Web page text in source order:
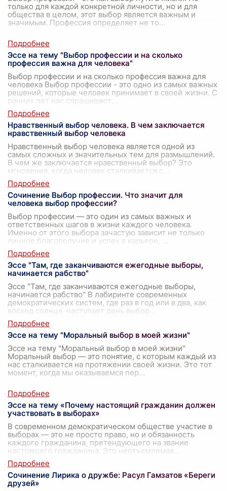
только для каждой конкретной личности, но и для
общества в целом, этот выбор является важным и
значимым. Профессия определяет не то...
Эссе на тему "Выбор профессии и на сколько
профессия важна для человека"
Выбор профессии и на сколько профессия важна для
человека Выбор профессии - это одно из самых важных
решений, которые человек принимает в своей жизни. С
ранних лет нас спрашивают,
Нравственный выбор человека. В чем заключается
нравственный выбор человека
Нравственный выбор человека является одной из
самых сложных и значительных тем для размышлений.
В чем же заключается нравственный выбор? Это
мгновения, когда человек сталкивается с
Сочинение Выбор профессии. Что значит для
человека выбор профессии?
Выбор профессии — это один из самых важных и
ответственных шагов в жизни каждого человека.
Именно от этого выбора зачастую зависит не только
личное благополучие и успех в карьере,
Эссе "Там, где заканчиваются ежегодные выборы,
начинается рабство"
Эссе "Там, где заканчиваются ежегодные выборы,
начинается рабство" В лабиринте современных
демократических систем, где раз в год или в два, как
восход солнца, наступает день выбор
Эссе на тему "Моральный выбор в моей жизни"
Эссе на тему "Моральный выбор в моей жизни"
Моральный выбор — это понятие, с которым каждый из
нас сталкивается на протяжении своей жизни. Это тот
момент, когда мы оказываемся пер...
Эссе на тему «Почему настоящий гражданин должен
участвовать в выборах»
В современном демократическом обществе участие в
выборах — это не просто право, но и обязанность
каждого гражданина, претендующего на звание
настоящего гражданина. Это неотъемлемая
Сочинение Лирика о дружбе: Расул Гамзатов «Береги
друзей»